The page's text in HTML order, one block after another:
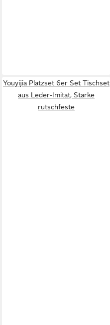
Youyijia Platzset 6er Set Tischset
aus Leder-Imitat, Starke
rutschfeste